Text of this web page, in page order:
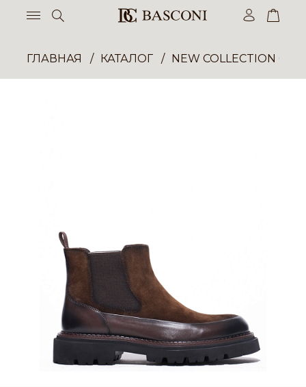
ГЛАВНАЯ КАТАЛОГ NEW COLLECTION